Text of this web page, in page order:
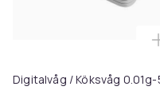
Digitalvåg / Köksvåg